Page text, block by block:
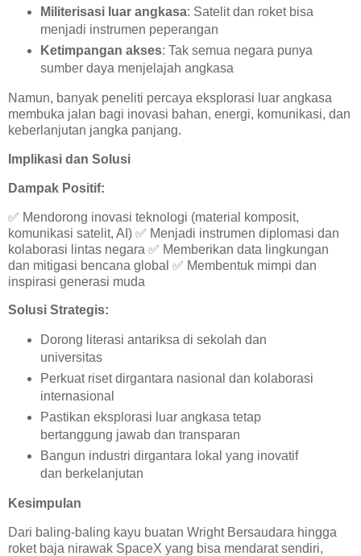
Militerisasi luar angkasa: Satelit dan roket bisa
menjadi instrumen peperangan
Ketimpangan akses: Tak semua negara punya
sumber daya menjelajah angkasa
Namun, banyak peneliti percaya eksplorasi luar angkasa
membuka jalan bagi inovasi bahan, energi, komunikasi, dan
keberlanjutan jangka panjang.
Implikasi dan Solusi
Dampak Positif:
✅ Mendorong inovasi teknologi (material komposit,
komunikasi satelit, AI) ✅ Menjadi instrumen diplomasi dan
kolaborasi lintas negara ✅ Memberikan data lingkungan
dan mitigasi bencana global ✅ Membentuk mimpi dan
inspirasi generasi muda
Solusi Strategis:
Dorong literasi antariksa di sekolah dan
universitas
Perkuat riset dirgantara nasional dan kolaborasi
internasional
Pastikan eksplorasi luar angkasa tetap
bertanggung jawab dan transparan
Bangun industri dirgantara lokal yang inovatif
dan berkelanjutan
Kesimpulan
Dari baling-baling kayu buatan Wright Bersaudara hingga
roket baja nirawak SpaceX yang bisa mendarat sendiri,